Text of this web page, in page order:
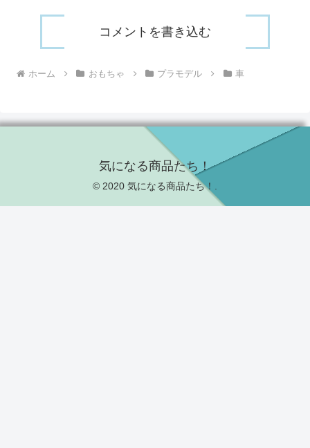
コメントを書き込む
ホーム おもちゃ プラモデル 車
気になる商品たち！
© 2020 気になる商品たち！.